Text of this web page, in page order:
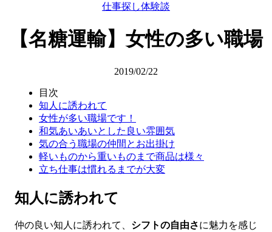
仕事探し体験談
【名糖運輸】女性の多い職場
2019/02/22
目次
知人に誘われて
女性が多い職場です！
和気あいあいとした良い雰囲気
気の合う職場の仲間とお出掛け
軽いものから重いものまで商品は様々
立ち仕事は慣れるまでが大変
知人に誘われて
仲の良い知人に誘われて、 シフトの自由さに魅力を感じ